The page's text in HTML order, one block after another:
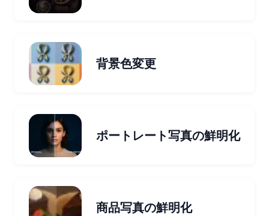
背景色変更
ポートレート写真の鮮明化
商品写真の鮮明化